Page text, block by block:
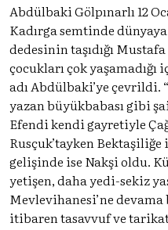
Abdülbaki Gölpınarlı 12
Kadırga semtinde
dedesinin taşıdığı
çocukları çok
adı Abdülbaki’ye çevrildi.
yazan büyükbabası gibi
Efendi kendi gayretiyle
Rusçuk’tayken
gelişinde ise Nakşi oldu.
yetişen, daha yedi-sekiz
Mevlevihanesi’ne devama
itibaren tasavvuf ve